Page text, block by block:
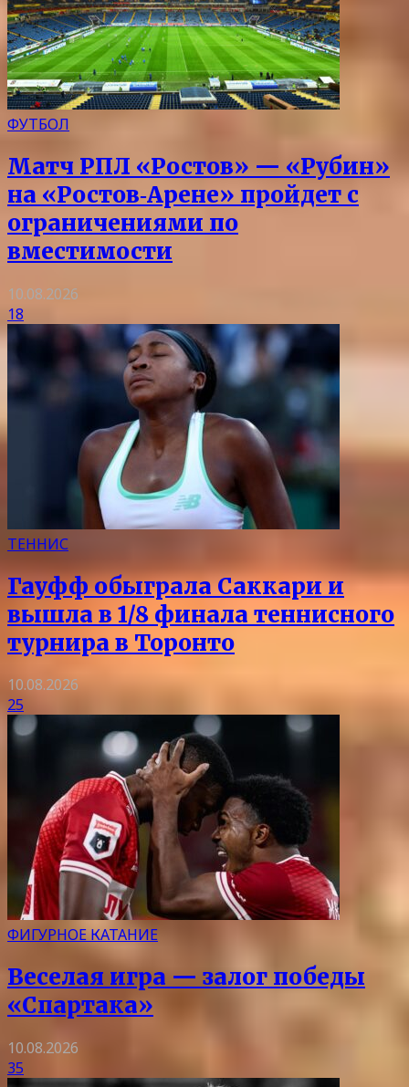
ФУТБОЛ
Матч РПЛ «Ростов» — «Рубин»
на «Ростов‑Арене» пройдет с
ограничениями по
вместимости
10.08.2026
18
ТЕННИС
Гауфф обыграла Саккари и
вышла в 1/8 финала теннисного
турнира в Торонто
10.08.2026
25
ФИГУРНОЕ КАТАНИЕ
Веселая игра — залог победы
«Спартака»
10.08.2026
35